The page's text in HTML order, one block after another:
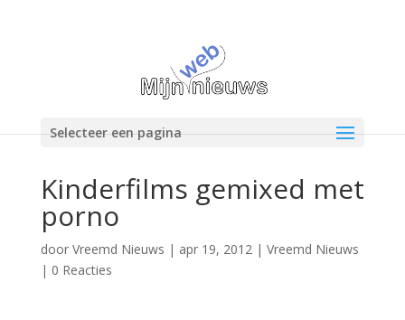
Selecteer een pagina
Kinderfilms gemixed met
porno
door Vreemd Nieuws | apr 19, 2012| Vreemd Nieuws
| 0 Reacties